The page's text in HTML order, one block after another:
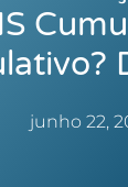
junho 22,